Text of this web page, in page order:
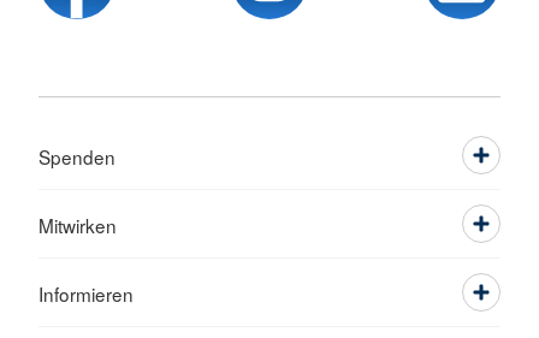
Spenden
Mitwirken
Informieren